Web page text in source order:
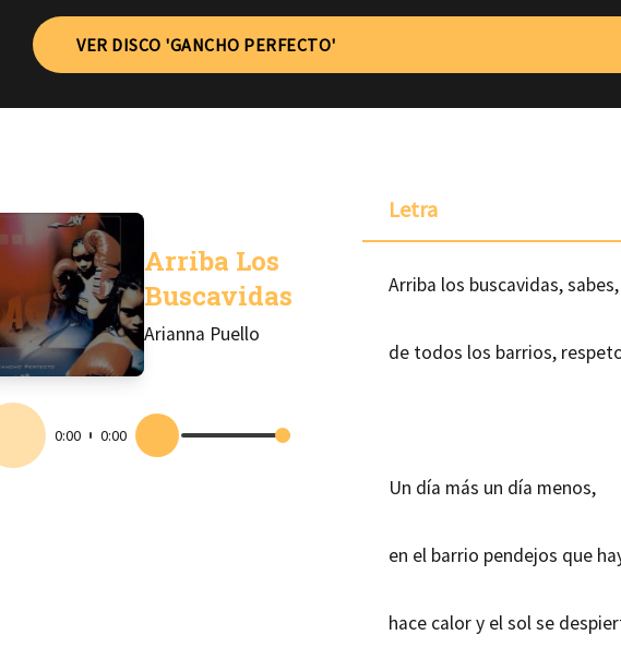
VER DISCO 'GANCHO PERFECTO'
Arriba Los
Buscavidas
Arianna Puello
0:00 0:00
Letra
Arriba los buscavidas,
de todos los barrios,
Un día más un día menos,
en el barrio pendejos que
hace calor y el sol se